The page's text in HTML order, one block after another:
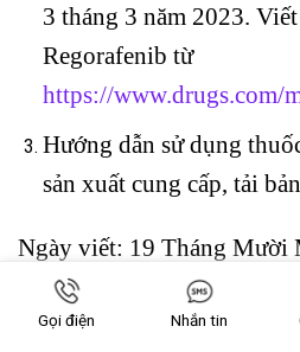
3 tháng 3 năm 2023.
Regorafenib từ
https://www.drugs.com/
Hướng dẫn sử dụng
sản xuất cung cấp, tải
Ngày viết: 19 Tháng Mười
Gọi điện Nhắn tin